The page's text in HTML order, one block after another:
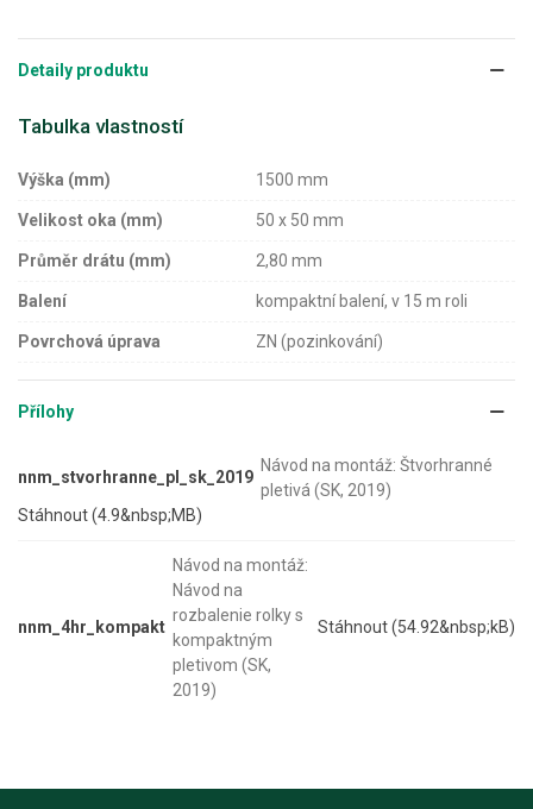
Detaily produktu
Tabulka vlastností
Výška (mm) 1500 mm
Velikost oka (mm) 50 x 50 mm
Průměr drátu (mm) 2,80 mm
Balení kompaktní balení, v 15 m roli
Povrchová úprava ZN (pozinkování)
Přílohy
nnm_stvorhranne_pl_sk_2019
Návod na montáž: Štvorhranné
pletivá (SK, 2019)
Stáhnout (4.9&nbsp;MB)
nnm_4hr_kompakt
Návod na montáž:
Návod na
rozbalenie rolky s
kompaktným
pletivom (SK,
2019)
Stáhnout (54.92&nbsp;kB)